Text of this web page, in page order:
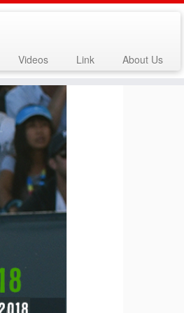
Videos Link About Us